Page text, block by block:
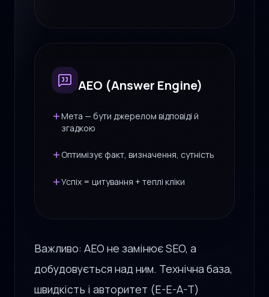
AEO (Answer Engine)
Мета — бути джерелом відповіді й
згадкою
Оптимізує факт, визначення, сутність
Успіх = цитування + теплі кліки
Важливо: AEO не замінює SEO, а
добудовується над ним. Технічна база,
швидкість і авторитет (E-E-A-T)